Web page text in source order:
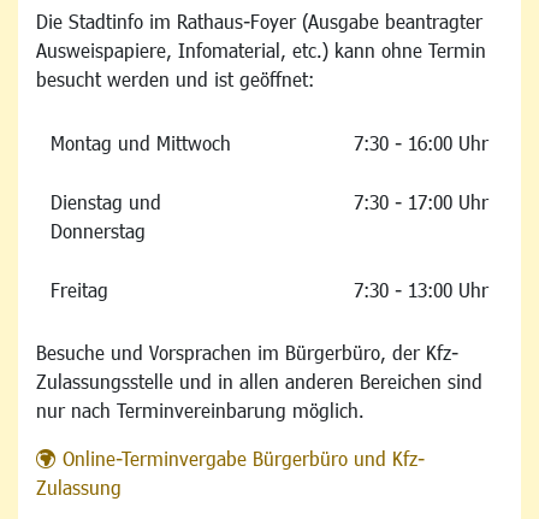
Die Stadtinfo im Rathaus-Foyer (Ausgabe beantragter
Ausweispapiere, Infomaterial, etc.) kann ohne Termin
besucht werden und ist geöffnet:
Montag und Mittwoch 7:30 - 16:00 Uhr
Dienstag und
Donnerstag
7:30 - 17:00 Uhr
Freitag 7:30 - 13:00 Uhr
Besuche und Vorsprachen im Bürgerbüro, der Kfz-
Zulassungsstelle und in allen anderen Bereichen sind
nur nach Terminvereinbarung möglich.
Online-Terminvergabe Bürgerbüro und Kfz-
Zulassung